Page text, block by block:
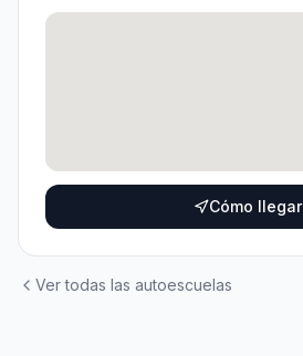
Cómo llegar
Ver todas las autoescuelas